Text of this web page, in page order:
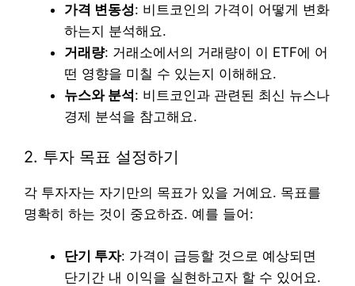
가격 변동성: 비트코인의 가격이 어떻게 변화
하는지 분석해요.
거래량: 거래소에서의 거래량이 이 ETF에 어
떤 영향을 미칠 수 있는지 이해해요.
뉴스와 분석: 비트코인과 관련된 최신 뉴스나
경제 분석을 참고해요.
2. 투자 목표 설정하기
각 투자자는 자기만의 목표가 있을 거예요. 목표를
명확히 하는 것이 중요하죠. 예를 들어:
단기 투자: 가격이 급등할 것으로 예상되면
단기간 내 이익을 실현하고자 할 수 있어요.